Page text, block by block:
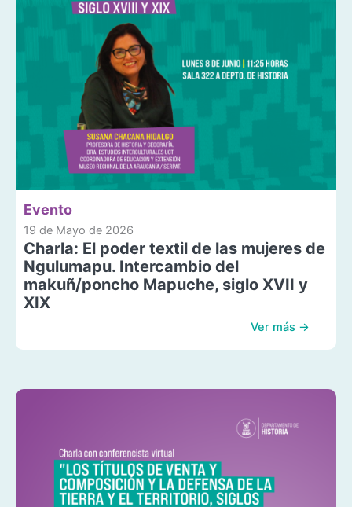
Evento
19 de Mayo de 2026
Charla: El poder textil de las mujeres de
Ngulumapu. Intercambio del
makuñ/poncho Mapuche, siglo XVII y
XIX
Ver más →